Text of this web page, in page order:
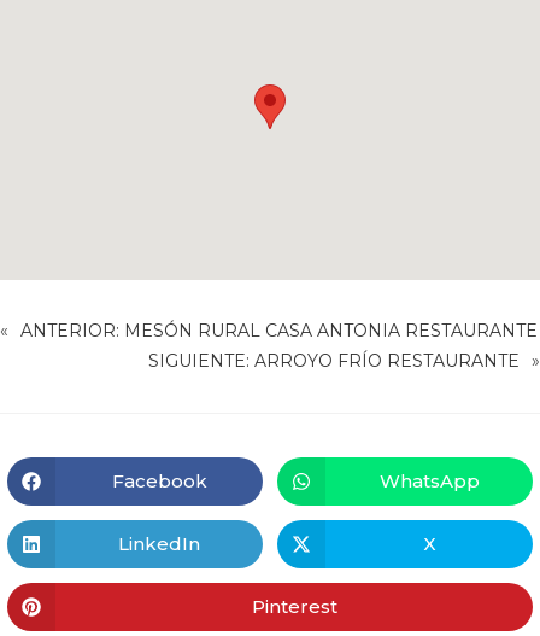
« ANTERIOR: MESÓN RURAL CASA ANTONIA RESTAURANTE
SIGUIENTE: ARROYO FRÍO RESTAURANTE »
Facebook WhatsApp
LinkedIn X
Pinterest